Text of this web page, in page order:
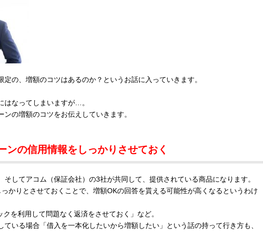
の、増額のコツはあるのか？というお話に入っていきます。
はなってしまいますが…。
の増額のコツをお伝えしていきます。
の信用情報をしっかりさせておく
してアコム（保証会社）の3社が共同して、提供されている商品になります。
かりとさせておくことで、増額OKの回答を貰える可能性が高くなるというわけ
を利用して問題なく返済をさせておく」など。
いる場合「借入を一本化したいから増額したい」という話の持って行き方も、